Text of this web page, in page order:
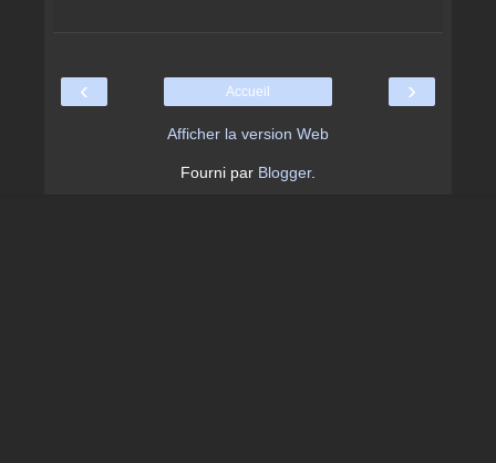
‹ ›
Accueil
Afficher la version Web
Fourni par Blogger.